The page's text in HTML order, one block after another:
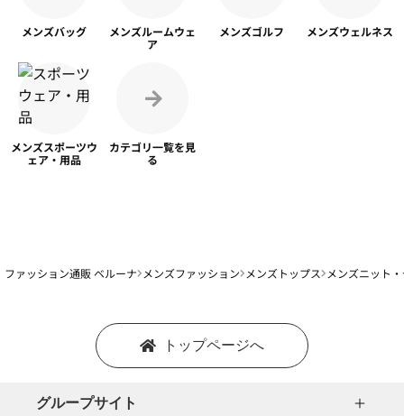
メンズバッグ メンズルームウェ
ア
メンズゴルフ メンズウェルネス
メンズスポーツウ
ェア・用品
カテゴリ一覧を見
る
ファッション通販 ベルーナ メンズファッション メンズトップス メンズニット
トップページへ
グループサイト